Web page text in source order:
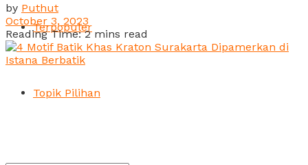
Terpopuler
Topik Pilihan
by Puthut
October 3, 2023
Reading Time: 2 mins read